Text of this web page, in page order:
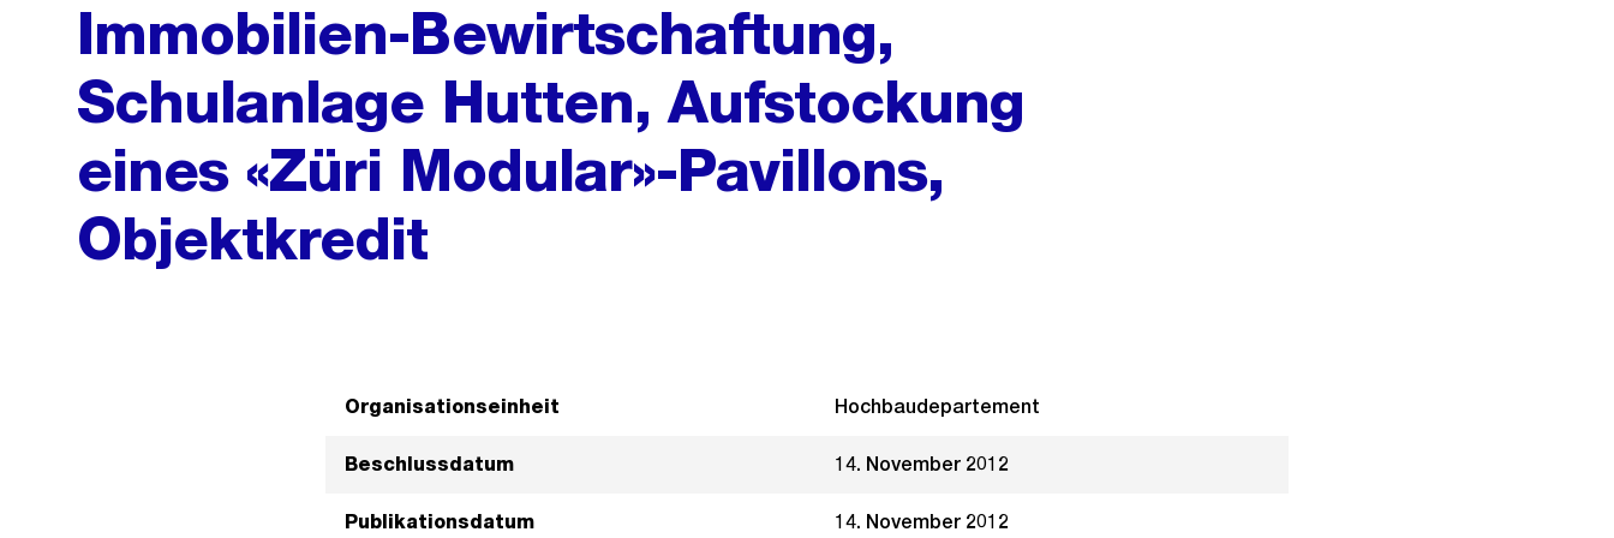
Immobilien-Bewirtschaftung,
Schulanlage Hutten, Aufstockung
eines «Züri Modular»-Pavillons,
Objektkredit
Organisationseinheit Hochbaudepartement
Beschlussdatum 14. November 2012
Publikationsdatum 14. November 2012